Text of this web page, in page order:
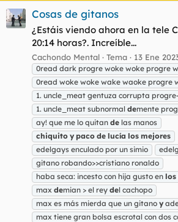
Cosas de gitanos
¿Estáis viendo ahora en la tele
20:14 horas?. Increíble...
Cachondo Mental Tema 13 Ene
0read dark progre woke woke progre
0read woke woke wake waoke progre
1. uncle_meat gentuza corrupta
1. uncle_meat subnormal demente
ay! que me lo quitan de las manos
chiquito y paco de lucía los mejores
edelgays enculado por un simio
gitano robando>>cristiano ronaldo
haba seca: incesto con hija gusto en los
max demian > el rey del cachopo
max es más mierda que un gitano y
max tiene gran bolsa escrotal con dos